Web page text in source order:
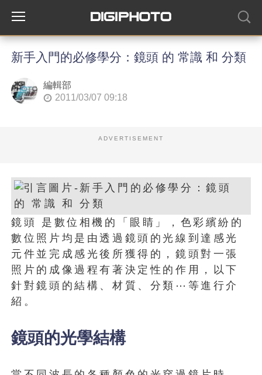
新手入門的必修學分：鏡頭 的 常識 和 分類
編輯部
2011/03/07 09:18
ADVERTISEMENT
鏡頭 是數位相機的「眼睛」，色彩繽紛的
數位照片均是由透過鏡頭的光線到達感光
元件並完成感光後所獲得的，鏡頭對一張
照片的成像過程有著決定性的作用，以下
針對鏡頭的結構、材質、分類⋯等進行介
紹。
鏡頭的光學結構